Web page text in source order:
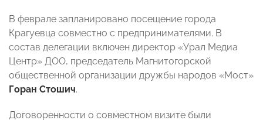
В феврале запланировано посещение города
Крагуевца совместно с предпринимателями. В
состав делегации включен директор «Урал Медиа
Центр» ДОО, председатель Магнитогорской
общественной организации дружбы народов «Мост»
Горан Стошич.
Договоренности о совместном визите были